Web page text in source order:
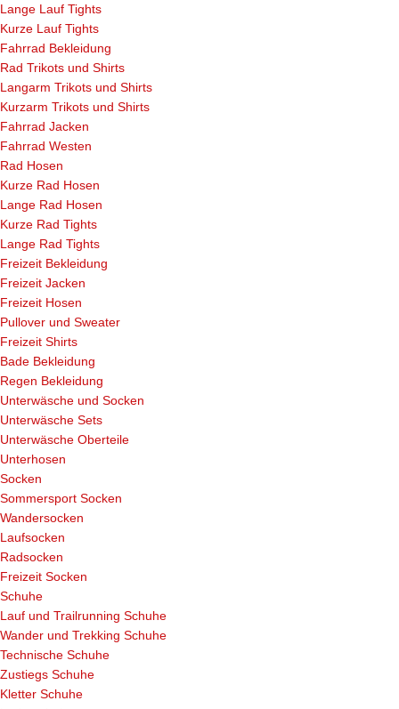
Lange Lauf Tights
Kurze Lauf Tights
Fahrrad Bekleidung
Rad Trikots und Shirts
Langarm Trikots und Shirts
Kurzarm Trikots und Shirts
Fahrrad Jacken
Fahrrad Westen
Rad Hosen
Kurze Rad Hosen
Lange Rad Hosen
Kurze Rad Tights
Lange Rad Tights
Freizeit Bekleidung
Freizeit Jacken
Freizeit Hosen
Pullover und Sweater
Freizeit Shirts
Bade Bekleidung
Regen Bekleidung
Unterwäsche und Socken
Unterwäsche Sets
Unterwäsche Oberteile
Unterhosen
Socken
Sommersport Socken
Wandersocken
Laufsocken
Radsocken
Freizeit Socken
Schuhe
Lauf und Trailrunning Schuhe
Wander und Trekking Schuhe
Technische Schuhe
Zustiegs Schuhe
Kletter Schuhe